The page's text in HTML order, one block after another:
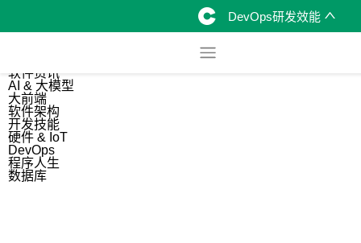
DevOps研发效能
软件资讯
AI & 大模型
大前端
软件架构
开发技能
硬件 & IoT
DevOps
程序人生
数据库